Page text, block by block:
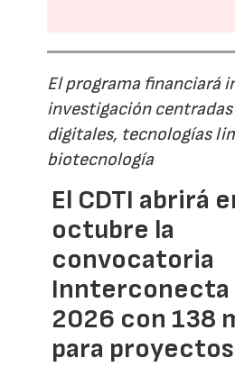
El programa financiará
investigación
digitales, tecnologías
biotecnología
El CDTI abrirá
octubre la
convocatoria
Innterconecta
2026 con 138
para